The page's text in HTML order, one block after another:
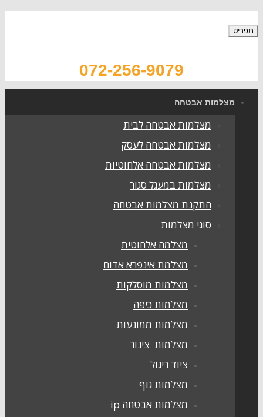
072-256-9079
אבטחה
מצלמות אבטחה לבית
מצלמות אבטחה לעסק
מצלמות אבטחה אלחוטיות
מצלמות במעגל סגור
התקנת מצלמות אבטחה
סוגי מצלמות
מצלמה אלחוטית
מצלמת אינפרא אדום
מצלמות מוסלקות
מצלמות כיפה
מצלמות ממונעות
מצלמות צינור
ציוד ריגול
מצלמות גוף
מצלמות אבטחה ip